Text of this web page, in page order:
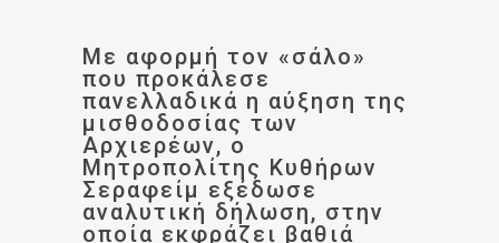
Με αφορμή τον «σάλο»
που προκάλεσε
πανελλαδικά η αύξηση της
μισθοδοσίας των
Αρχιερέων, ο
Μητροπολίτης Κυθήρων
Σεραφείμ εξέδωσε
αναλυτική δήλωση, στην
οποία εκφράζει βαθιά